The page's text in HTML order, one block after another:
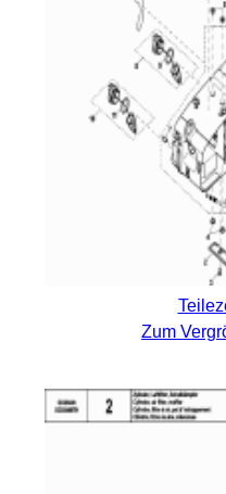
Zum